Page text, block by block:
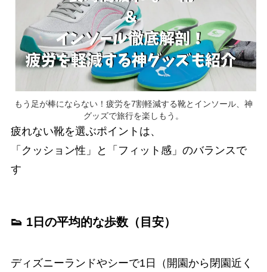
もう足が棒にならない！疲労を7割軽減する靴とインソール、神
グッズで旅行を楽しもう。
疲れない靴を選ぶポイントは、
「クッション性」と「フィット感」のバランスで
す
👟 1日の平均的な歩数（目安）
ディズニーランドやシーで1日（開園から閉園近く